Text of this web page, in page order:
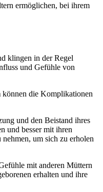
ermöglichen, bei ihrem
klingen in der Regel
und Gefühle von
können die Komplikationen
und den Beistand ihres
und besser mit ihren
um sich zu erholen
mit anderen Müttern
erhalten und ihre